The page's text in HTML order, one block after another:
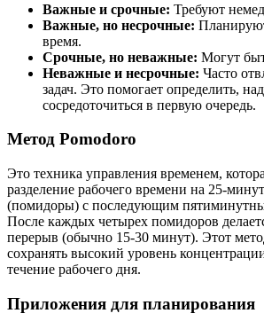
Важные и срочные: Требуют
Важные, но несрочные:
время.
Срочные, но неважные: Могут
Неважные и несрочные: Часто
задач. Это помогает определить,
сосредоточиться в первую очередь.
Метод Pomodoro
Это техника управления временем,
разделение рабочего времени на 25-
(помидоры) с последующим
После каждых четырех помидоров
перерыв (обычно 15-30 минут). Этот
сохранять высокий уровень
течение рабочего дня.
Приложения для планирования